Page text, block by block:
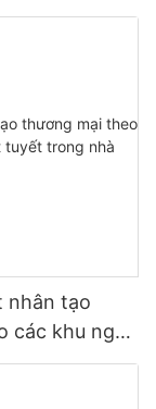
nhân tạo
các khu nghỉ
cầu.